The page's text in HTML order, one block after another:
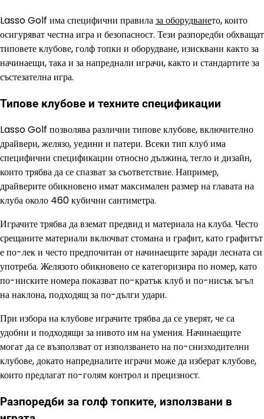
Lasso Golf има специфични правилаза оборудването, които
осигуряват честна игра и безопасност. Тези разпоредби обхващат
типовете клубове, голф топки и оборудване, изисквани както за
начинаещи, така и за напреднали играчи, както и стандартите за
състезателна игра.
Типове клубове и техните спецификации
Lasso Golf позволява различни типове клубове, включително
драйвери, желязо, уедини и патери. Всеки тип клуб има
специфични спецификации относно дължина, тегло и дизайн,
които трябва да се спазват за съответствие. Например,
драйверите обикновено имат максимален размер на главата на
клуба около 460 кубични сантиметра.
Играчите трябва да вземат предвид и материала на клуба. Често
срещаните материали включват стомана и графит, като графитът
е по-лек и често предпочитан от начинаещите заради лесната си
употреба. Желязото обикновено се категоризира по номер, като
по-ниските номера показват по-кратък клуб и по-нисък ъгъл
на наклона, подходящ за по-дълги удари.
При избора на клубове играчите трябва да се уверят, че са
удобни и подходящи за нивото им на умения. Начинаещите
могат да се възползват от използването на по-снизходителни
клубове, докато напредналите играчи може да изберат клубове,
които предлагат по-голям контрол и прецизност.
Разпоредби за голф топките, използвани в